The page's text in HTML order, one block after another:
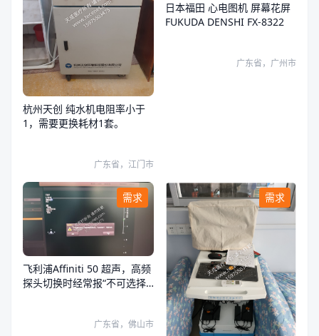
杭州天创 纯水机电阻率小于
1，需要更换耗材1套。
广东省，江门市
日本福田 心电图机 屏幕花屏
FUKUDA DENSHI FX-8322
广东省，广州市
需求
飞利浦Affiniti 50 超声，高频
探头切换时经常报“不可选择
广东省，佛山市
需求